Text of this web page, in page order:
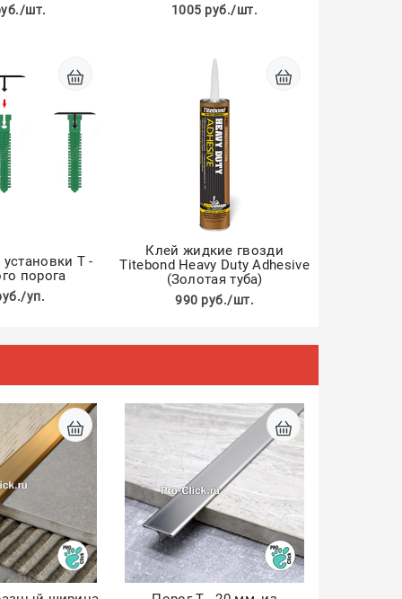
шт. 1005 руб./шт.
Т -
порога
уп.
Клей жидкие гвозди
Titebond Heavy Duty Adhesive
(Золотая туба)
990 руб./шт.